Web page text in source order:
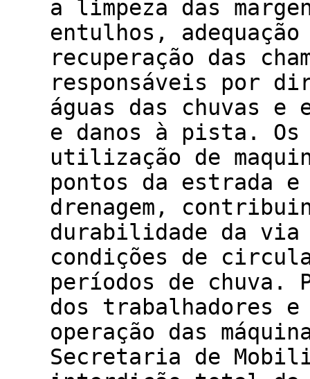
a limpeza das
entulhos,
recuperação das
responsáveis por
águas das chuvas e
e danos à pista. Os
utilização de
pontos da estrada
drenagem,
durabilidade da via
condições de
períodos de chuva.
dos trabalhadores
operação das
Secretaria de